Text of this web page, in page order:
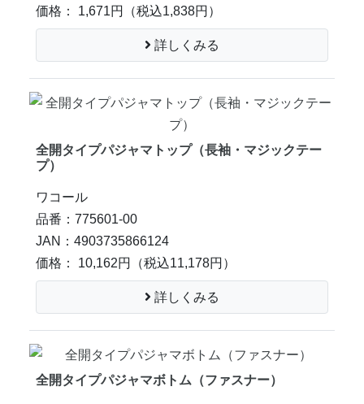
価格： 1,671円
（税込1,838円）
詳しくみる
全開タイプパジャマトップ（長袖・マジックテー
プ）
ワコール
品番：775601-00
JAN：4903735866124
価格： 10,162円
（税込11,178円）
詳しくみる
全開タイプパジャマボトム（ファスナー）